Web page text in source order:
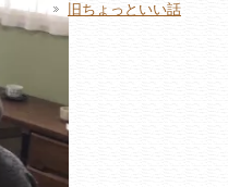
旧ちょっといい話